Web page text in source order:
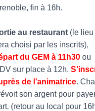
fin à 16h.
au restaurant (le lieu
choisi par les inscrits),
du GEM à 11h30 ou
sur place à 12h.
de l’animatrice.
son argent pour
(retour au local pour